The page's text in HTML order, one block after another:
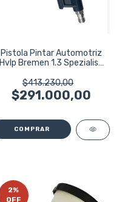
Pistola Pintar Automotriz
Hvlp Bremen 1.3 Spezialist
$413.230,00
$291.000,00
2%
OFF